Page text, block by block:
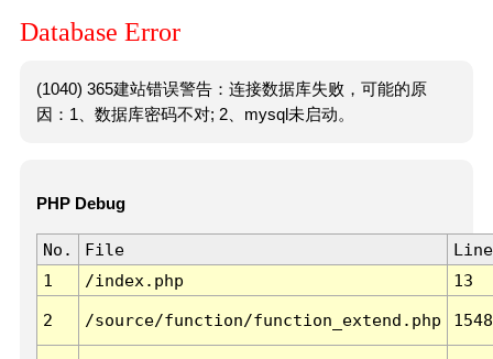
Database Error
(1040) 365建站错误警告：连接数据库失败，可能的原
因：1、数据库密码不对; 2、mysql未启动。
PHP Debug
No. File
Line
1
/index.php 13
2 /source/function/function_extend.php 1548